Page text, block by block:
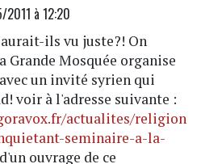
à 12:20
ils vu juste?! On
Grande Mosquée organise
un invité syrien qui
voir à l'adresse suivante :
actualites/religion
seminaire-a-la-
ouvrage de ce